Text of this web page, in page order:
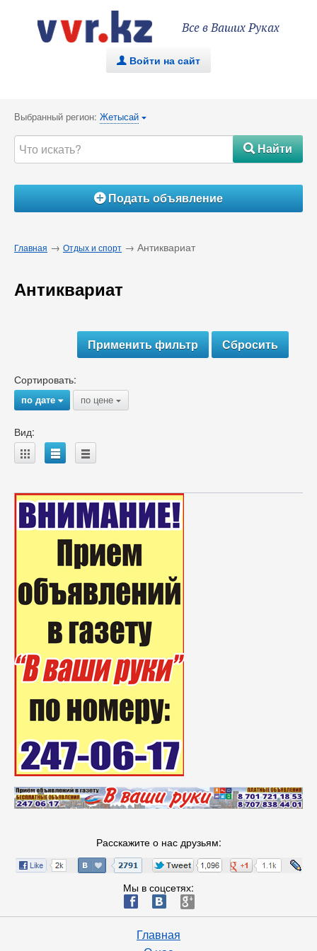
Все в Ваших Руках
. Войти на сайт
Выбранный регион: Жетысай {
#Найти
ÁПодать объявление
Главная → Отдых и спорт → Антиквариат
Антиквариат
Сортировать:
по дате{ по цене {
Вид:
A B C
Расскажите о нас друзьям:
Мы в соцсетях:
ä æ è
Главная